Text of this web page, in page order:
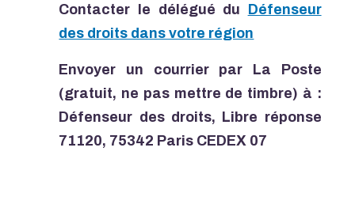
Contacter le délégué du Défenseur
des droits dans votre région
Envoyer un courrier par La Poste
(gratuit, ne pas mettre de timbre) à :
Défenseur des droits, Libre réponse
71120, 75342 Paris CEDEX 07